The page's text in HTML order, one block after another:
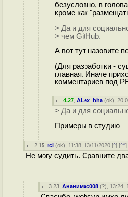
безусловно, в
кроме как
> Да и для
> чем GitHub.
А вот тут назовите
(Для разработки -
главная. Иначе
комментариев под
4.27 ,ALex_hha (ok),
> Да и для
Примеры в студию
2.15 ,rcl (ok), 11:38, 13/11/2020 [^] [^^]
Не могу судить. Сравните
3.23 ,Ананимас008 (?), 13:24,